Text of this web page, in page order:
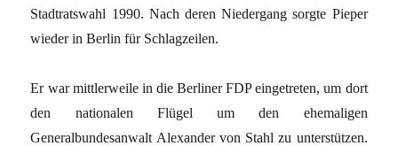
Stadtratswahl 1990. Nach deren Niedergang sorgte Pieper
wieder in Berlin für Schlagzeilen.
Er war mittlerweile in die Berliner FDP eingetreten, um dort
den nationalen Flügel um den ehemaligen
Generalbundesanwalt Alexander von Stahl zu unterstützen.